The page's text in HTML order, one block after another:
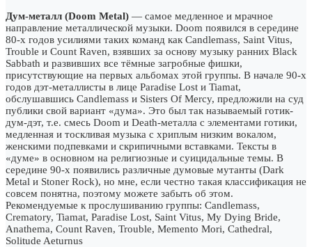
Дум-металл (Doom Metal) — самое медленное и мрачное
направление металлической музыки. Doom появился в середине
80-х годов усилиями таких команд как Candlemass, Saint Vitus,
Trouble и Count Raven, взявших за основу музыку ранних Black
Sabbath и развивших все тёмные загробные фишки,
присутствующие на первых альбомах этой группы. В начале 90-х
годов дэт-металлисты в лице Paradise Lost и Tiamat,
обслушавшись Candlemass и Sisters Of Mercy, предложили на суд
публики свой вариант «дума». Это был так называемый готик-
дум-дэт, т.е. смесь Doom и Death-металла с элементами готики,
медленная и тоскливая музыка с хриплым низким вокалом,
женскими подпевками и скрипичными вставками. Тексты в
«думе» в основном на религиозные и суицидальные темы. В
середине 90-х появились различные думовые мутанты (Dark
Metal и Stoner Rock), но мне, если честно такая классификация не
совсем понятна, поэтому можете забыть об этом.
Рекомендуемые к прослушиванию группы: Candlemass,
Crematory, Tiamat, Paradise Lost, Saint Vitus, My Dying Bride,
Anathema, Count Raven, Trouble, Memento Mori, Cathedral,
Solitude Aeturnus